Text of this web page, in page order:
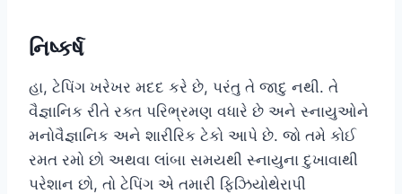
નિષ્કર્ષ
હા, ટેપિંગ ખરેખર મદદ કરે છે, પરંતુ તે જાદુ નથી. તે
વૈજ્ઞાનિક રીતે રક્ત પરિભ્રમણ વધારે છે અને સ્નાયુઓને
મનોવૈજ્ઞાનિક અને શારીરિક ટેકો આપે છે. જો તમે કોઈ
રમત રમો છો અથવા લાંબા સમયથી સ્નાયુના દુખાવાથી
પરેશાન છો, તો ટેપિંગ એ તમારી ફિઝિયોથેરાપી